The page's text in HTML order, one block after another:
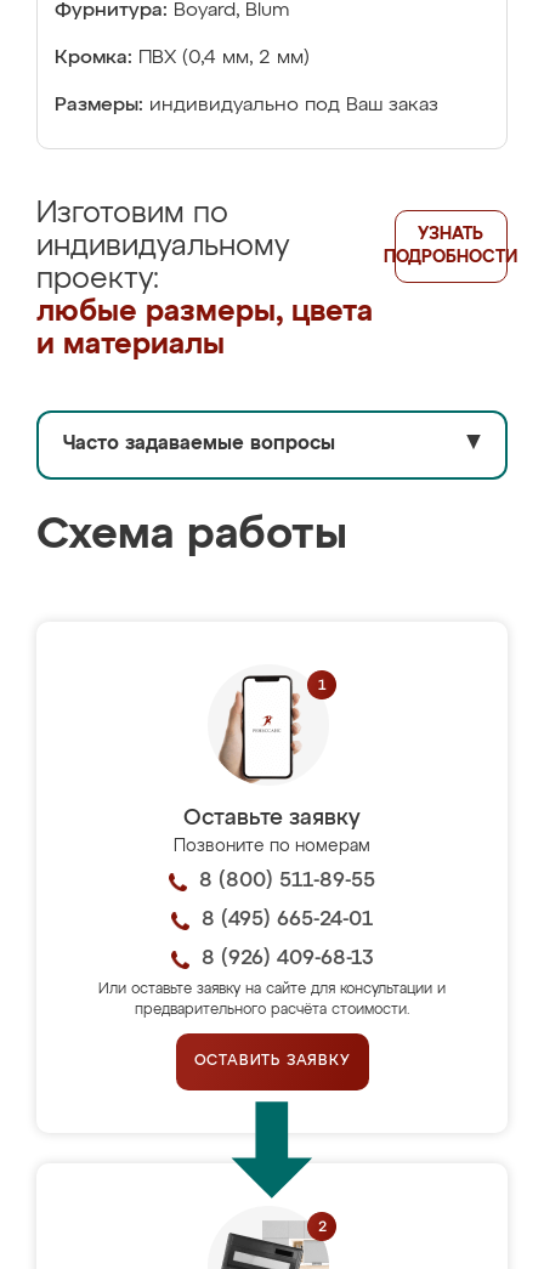
Фурнитура: Boyard, Blum
Кромка: ПВХ (0,4 мм, 2 мм)
Размеры: индивидуально под Ваш заказ
Изготовим по
индивидуальному
проекту:
любые размеры, цвета
и материалы
УЗНАТЬ
ПОДРОБНОСТИ
Часто задаваемые вопросы ▼
Схема работы
Оставьте заявку
Позвоните по номерам
8 (800) 511-89-55
8 (495) 665-24-01
8 (926) 409-68-13
Или оставьте заявку на сайте для консультации и
предварительного расчёта стоимости.
ОСТАВИТЬ ЗАЯВКУ